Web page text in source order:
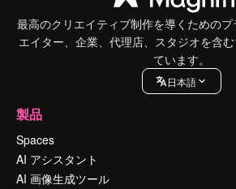
最高のクリエイティブ制作を導くための
エイター、企業、代理店、スタジオを含
ています。
日本語
製品
Spaces
AI アシスタント
AI 画像生成ツール